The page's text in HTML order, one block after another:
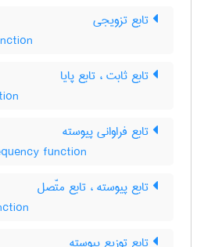
تابع تزویجی
تابع ثابت ، تابع پایا
تابع فراوانی پیوسته
function
تابع پیوسته ، تابع متّصل